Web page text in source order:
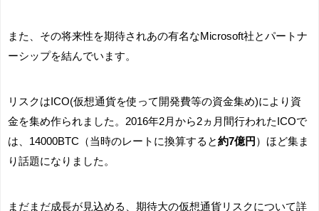
また、その将来性を期待されあの有名なMicrosoft社とパートナ
ーシップを結んでいます。
リスクはICO(仮想通貨を使って開発費等の資金集め)により資
金を集め作られました。2016年2月から2ヵ月間行われたICOで
は、14000BTC（当時のレートに換算すると 約7億円 ）ほど集ま
り話題になりました。
まだまだ成長が見込める、期待大の仮想通貨リスクについて詳